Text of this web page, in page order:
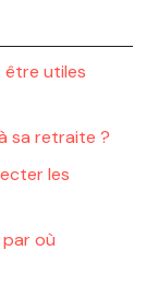
être utiles
sa retraite ?
les
où